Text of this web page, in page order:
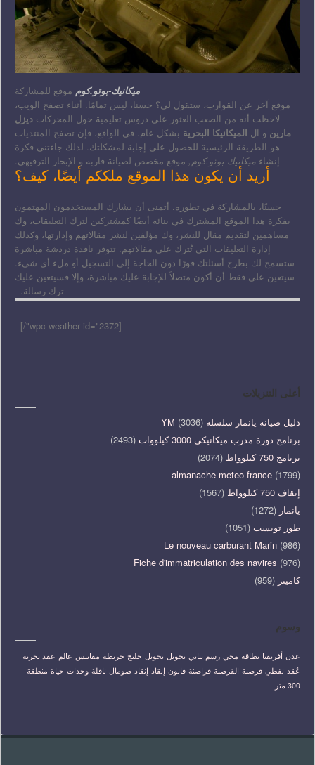
ميكانيك-بوتو.كوم موقع للمشاركة
موقع آخر عن القوارب، ستقول لي؟ حسنا، ليس تمامًا. أثناء تصفح الويب،
لاحظت أنه من الصعب العثور على دروس تعليمية حول المحركات ديزل
مارين و ال الميكانيكا البحرية بشكل عام. في الواقع، فإن تصفح المنتديات
هو الطريقة الرئيسية للحصول على إجابة لمشكلتك. لذلك جاءتني فكرة
إنشاء ميكانيك-بوتو.كوم, موقع مخصص لصيانة قاربه و الإبحار الترفيهي.
أريد أن يكون هذا الموقع ملككم أيضًا، كيف؟
حسنًا، بالمشاركة في تطوره. أتمنى أن يشارك المستخدمون المهتمون
بفكرة هذا الموقع المشترك في بنائه أيضًا كمشتركين لترك التعليقات، وك
مساهمين لتقديم مقال للنشر، وك مؤلفين لنشر مقالاتهم وإدارتها، وكذلك
إدارة التعليقات التي تُترك على مقالاتهم. تتوفر نافذة دردشة مباشرة
ستسمح لك بطرح أسئلتك فورًا دون الحاجة إلى التسجيل أو ملء أي شيء.
سيتعين علي فقط أن أكون متصلاً للإجابة عليك مباشرة، وإلا فسيتعين عليك
ترك رسالة.
[wpc-weather id="2372"/]
أعلى التنزيلات
دليل صيانة يانمار سلسلة YM (3036)
برنامج دورة مدرب ميكانيكي 3000 كيلووات
(2493)
برنامج 750 كيلوواط
(2074)
almanache meteo france (1799)
إيقاف 750 كيلوواط
(1567)
يانمار (1272)
طور تويست (1051)
Le nouveau carburant Marin (986)
Fiche d'immatriculation des navires (976)
كامينز (959)
وسوم
عدن أفريقيا بطاقة مخي رسم بياني تحويل تحويل خليج خريطة مقاييس عالم عقد بحرية
عُقد نفطي قرصنة القرصنة قراصنة قانون إنقاذ إنقاذ صومال ناقلة وحدات حياة منطقة
300 متر